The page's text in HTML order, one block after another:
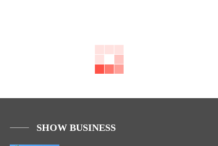
SHOW BUSINESS